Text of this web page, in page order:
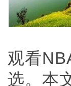
观看
选。本